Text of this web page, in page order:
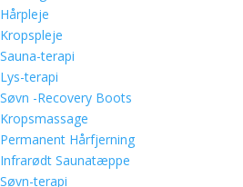
Hårpleje
Kropspleje
Sauna-terapi
Lys-terapi
Søvn -Recovery Boots
Kropsmassage
Permanent Hårfjerning
Infrarødt Saunatæppe
Søvn-terapi